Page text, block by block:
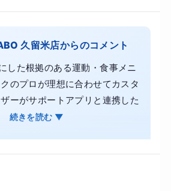
久留米店からのコメント
した根拠のある運動・食事メニ
のプロが理想に合わせてカスタ
ーがサポートアプリと連携した
ン・ジムそれぞれ併用OK 結果
続きを読む ▼